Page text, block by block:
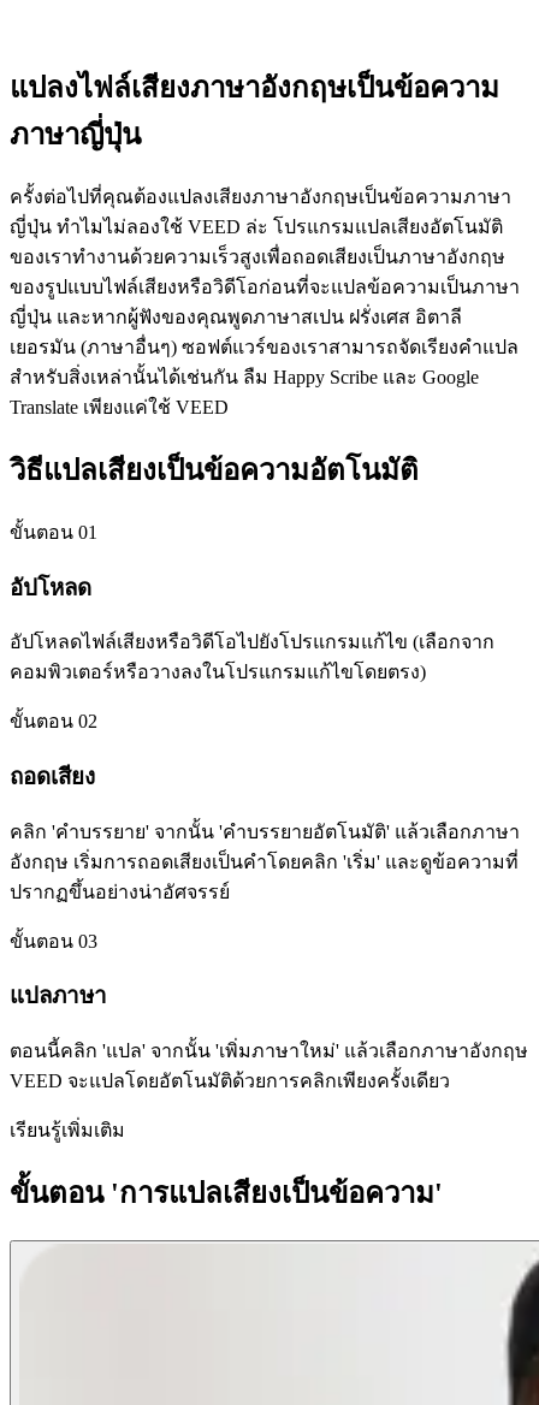
แปลงไฟล์เสียงภาษาอังกฤษเป็นข้อความ
ภาษาญี่ปุ่น
ครั้งต่อไปที่คุณต้องแปลงเสียงภาษาอังกฤษเป็นข้อความภาษา
ญี่ปุ่น ทำไมไม่ลองใช้ VEED ล่ะ โปรแกรมแปลเสียงอัตโนมัติ
ของเราทำงานด้วยความเร็วสูงเพื่อถอดเสียงเป็นภาษาอังกฤษ
ของรูปแบบไฟล์เสียงหรือวิดีโอก่อนที่จะแปลข้อความเป็นภาษา
ญี่ปุ่น และหากผู้ฟังของคุณพูดภาษาสเปน ฝรั่งเศส อิตาลี
เยอรมัน (ภาษาอื่นๆ) ซอฟต์แวร์ของเราสามารถจัดเรียงคำแปล
สำหรับสิ่งเหล่านั้นได้เช่นกัน ลืม Happy Scribe และ Google
Translate เพียงแค่ใช้ VEED
วิธีแปลเสียงเป็นข้อความอัตโนมัติ
ขั้นตอน 01
อัปโหลด
อัปโหลดไฟล์เสียงหรือวิดีโอไปยังโปรแกรมแก้ไข (เลือกจาก
คอมพิวเตอร์หรือวางลงในโปรแกรมแก้ไขโดยตรง)
ขั้นตอน 02
ถอดเสียง
คลิก 'คำบรรยาย' จากนั้น 'คำบรรยายอัตโนมัติ' แล้วเลือกภาษา
อังกฤษ เริ่มการถอดเสียงเป็นคำโดยคลิก 'เริ่ม' และดูข้อความที่
ปรากฏขึ้นอย่างน่าอัศจรรย์
ขั้นตอน 03
แปลภาษา
ตอนนี้คลิก 'แปล' จากนั้น 'เพิ่มภาษาใหม่' แล้วเลือกภาษาอังกฤษ
VEED จะแปลโดยอัตโนมัติด้วยการคลิกเพียงครั้งเดียว
เรียนรู้เพิ่มเติม
ขั้นตอน 'การแปลเสียงเป็นข้อความ'